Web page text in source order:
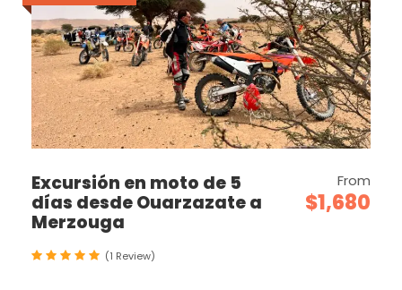
Excursión en moto de 5
días desde Ouarzazate a
Merzouga
From
$1,680
(1 Review)